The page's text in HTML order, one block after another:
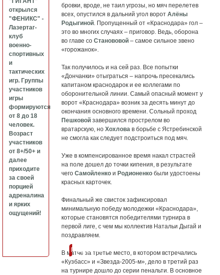
бровки, вроде, не таил угрозы, но мяч перелетев
всех, опустился в дальний угол воротАлёны
Родыгиной. Пропущенный от «Краснодара» гол –
это во многих случаях – приговор. Ведь, оборона
во главе соСтанововой – самое сильное звено
«горожанок».
Так получилось и на сей раз. Все попытки
«Дончанки» отыграться – напрочь пресекались
капитаном краснодарок и ее коллегами по
оборонительной линии. Самый опасный момент у
ворот «Краснодара» возник за десять минут до
окончания основного времени. Сольный проход
Пешковой завершился прострелом во
вратарскую, ноХохлова в борьбе с Ястребинской
не смогла как следует подстроиться под мяч.
Уже в компенсированное время накал страстей
на поле дошел до точки кипения, в результате
чегоСамойленко и Родионенко были удостоены
красных карточек.
Финальный же свисток зафиксировал
минимальную победу молодежки «Краснодара»,
которые становятся победителями турнира в
первой лиге, с чем мы коллектив Натальи Дыгай и
поздравляем.
В матче за третье место, в котором встречались
«Кузбасс» и «Звезда-2005-м», дело в третий раз
на турнире дошло до серии пенальти. В основное
открылся
"ФЕНИКС" -
Лазертаг-
клуб
военно-
спортивных
и
тактических
игр. Группы
участников
игры
формируются
от 8 до 18
человек.
Возраст
участников
от 8+/50+ и
далее
приходите
за своей
порцией
адреналина
и ярких
ощущений!
Подробнее